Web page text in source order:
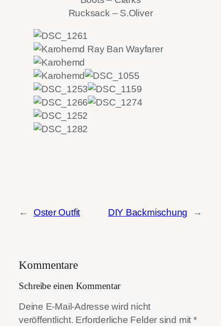
Rucksack – S.Oliver
← Oster Outfit DIY Backmischung →
Kommentare
Schreibe einen Kommentar
Deine E-Mail-Adresse wird nicht
veröffentlicht. Erforderliche Felder sind mit *